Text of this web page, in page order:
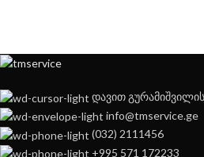
დავით
info@tmservice.ge
(032) 2111456
+995 571 172233